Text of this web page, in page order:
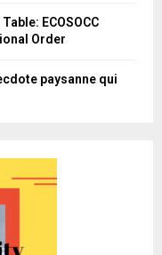
ECOSOCC
Order
paysanne qui